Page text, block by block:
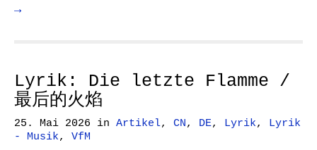
→
Lyrik: Die letzte Flamme /
最后的火焰
25. Mai 2026 in Artikel, CN, DE, Lyrik, Lyrik
- Musik, VfM